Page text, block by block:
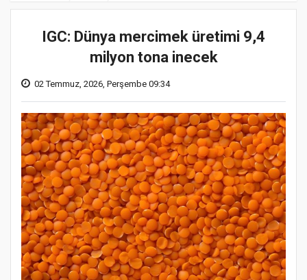
IGC: Dünya mercimek üretimi 9,4
milyon tona inecek
02 Temmuz, 2026, Perşembe 09:34